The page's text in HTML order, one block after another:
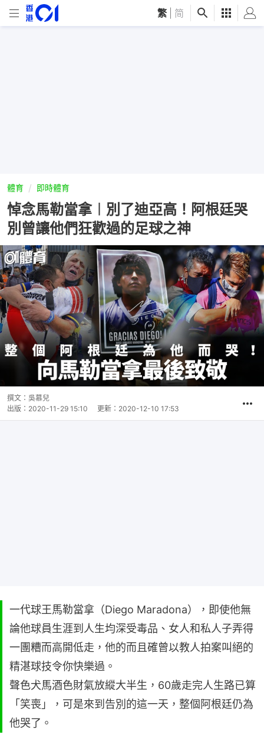
繁 简
體育 即時體育
悼念馬勒當拿︱別了迪亞高！阿根廷哭
別曾讓他們狂歡過的足球之神
撰文： 吳慕兒
出版： 2020-11-29 15:10 更新： 2020-12-10 17:53
一代球王馬勒當拿（Diego Maradona），即使他無
論他球員生涯到人生均深受毒品、女人和私人子弄得
一團糟而高開低走，他的而且確曾以教人拍案叫絕的
精湛球技令你快樂過。
聲色犬馬酒色財氣放縱大半生，60歲走完人生路已算
「笑喪」，可是來到告別的這一天，整個阿根廷仍為
他哭了。